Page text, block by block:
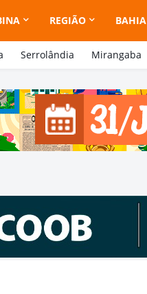
REGIÃO BAHIA
Serrolândia Mirangaba